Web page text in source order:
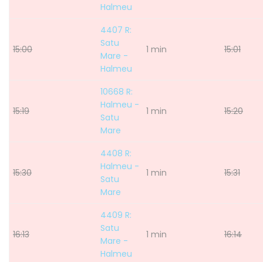
Halmeu
15:00
4407 R:
Satu
Mare -
Halmeu
1 min 15:01
15:19
10668 R:
Halmeu -
Satu
Mare
1 min 15:20
15:30
4408 R:
Halmeu -
Satu
Mare
1 min 15:31
16:13
4409 R:
Satu
Mare -
Halmeu
1 min 16:14